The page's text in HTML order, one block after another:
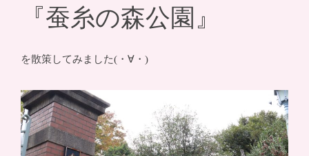
『蚕糸の森公園』
を散策してみました(・∀・)